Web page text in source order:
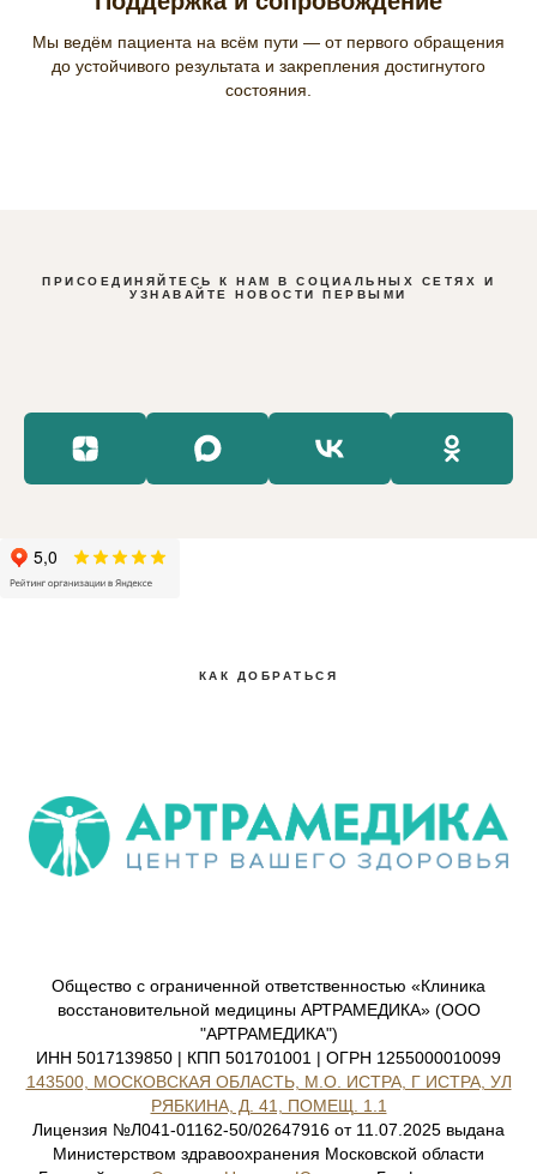
Мы ведём пациента на всём пути — от первого обращения
до устойчивого результата и закрепления достигнутого
состояния.
ПРИСОЕДИНЯЙТЕСЬ К НАМ В СОЦИАЛЬНЫХ СЕТЯХ И
УЗНАВАЙТЕ НОВОСТИ ПЕРВЫМИ
КАК ДОБРАТЬСЯ
Общество с ограниченной ответственностью «Клиника
восстановительной медицины АРТРАМЕДИКА» (ООО
"АРТРАМЕДИКА")
ИНН 5017139850 | КПП 501701001 | ОГРН 1255000010099
143500, МОСКОВСКАЯ ОБЛАСТЬ, М.О. ИСТРА, Г ИСТРА, УЛ
РЯБКИНА, Д. 41, ПОМЕЩ. 1.1
Лицензия №Л041-01162-50/02647916 от 11.07.2025 выдана
Министерством здравоохранения Московской области